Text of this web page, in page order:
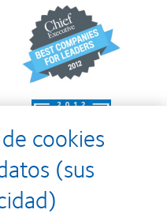
Learn
more
about
2012
y
2010:
Mejor
empresa
el
desarrollo
del
liderazgo
Learn
about
2011:
Premio
a
salud
Learn
more
cookies
(sus